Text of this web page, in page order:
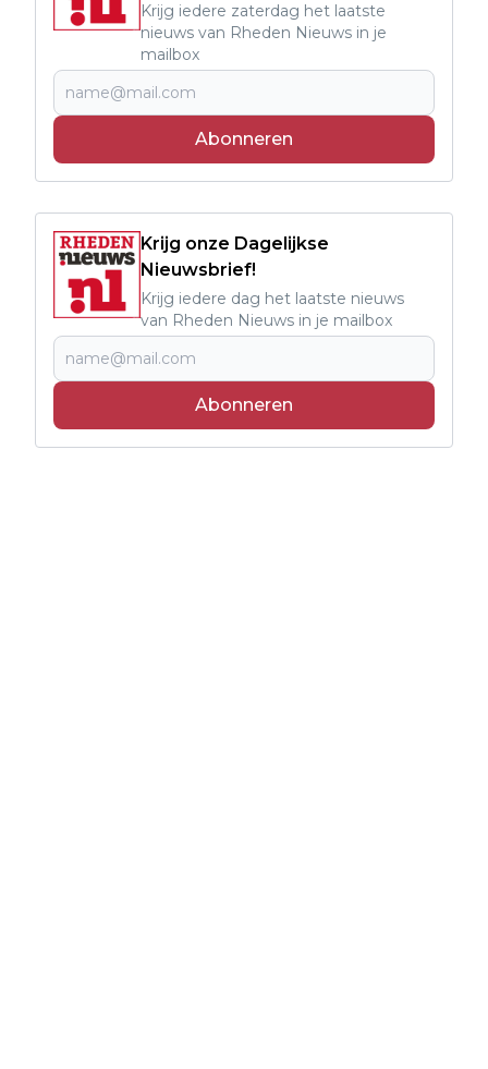
Krijg iedere zaterdag het laatste
nieuws van Rheden Nieuws in je
mailbox
Abonneren
Krijg onze Dagelijkse
Nieuwsbrief!
Krijg iedere dag het laatste nieuws
van Rheden Nieuws in je mailbox
Abonneren